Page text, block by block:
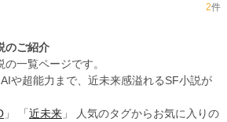
2件
のご紹介
一覧ページです。
や超能力まで、近未来感溢れるSF小説が
」 「 近未来 」 人気のタグからお気に入りの